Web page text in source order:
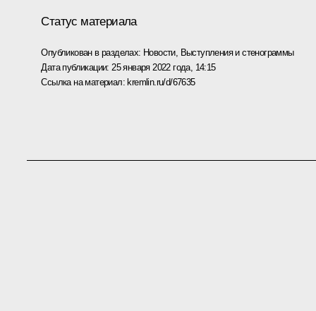
Статус материала
Опубликован в разделах: Новости, Выступления и стенограммы
Дата публикации: 25 января 2022 года, 14:15
Ссылка на материал: kremlin.ru/d/67635